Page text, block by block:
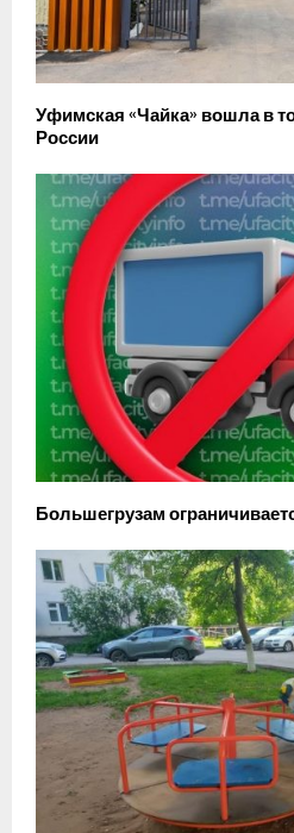
Уфимская «Чайка» вошла в
России
Большегрузам